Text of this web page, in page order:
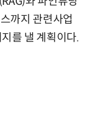
까지 관련사업
를 낼 계획이다.